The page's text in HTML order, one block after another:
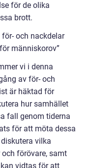
för de olika
brott.
och nackdelar
människorov”
vi i denna
av för- och
är häktad för
hur samhället
fall genom tiderna
för att möta dessa
vilka
förövare, samt
vidtas för att